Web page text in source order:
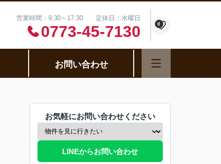
営業時間：9:30～17:30 定休日：水曜日
0773-45-7130 0
お問い合わせ
お気軽にお問い合わせください
LINEからお問い合わせ